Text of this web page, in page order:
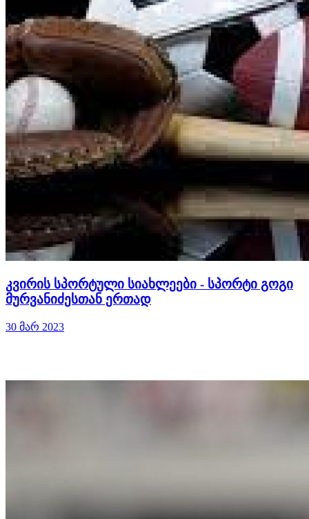
კვირის სპორტული სიახლეები - სპორტი გოგი
მურვანიძესთან ერთად
30 მარ 2023